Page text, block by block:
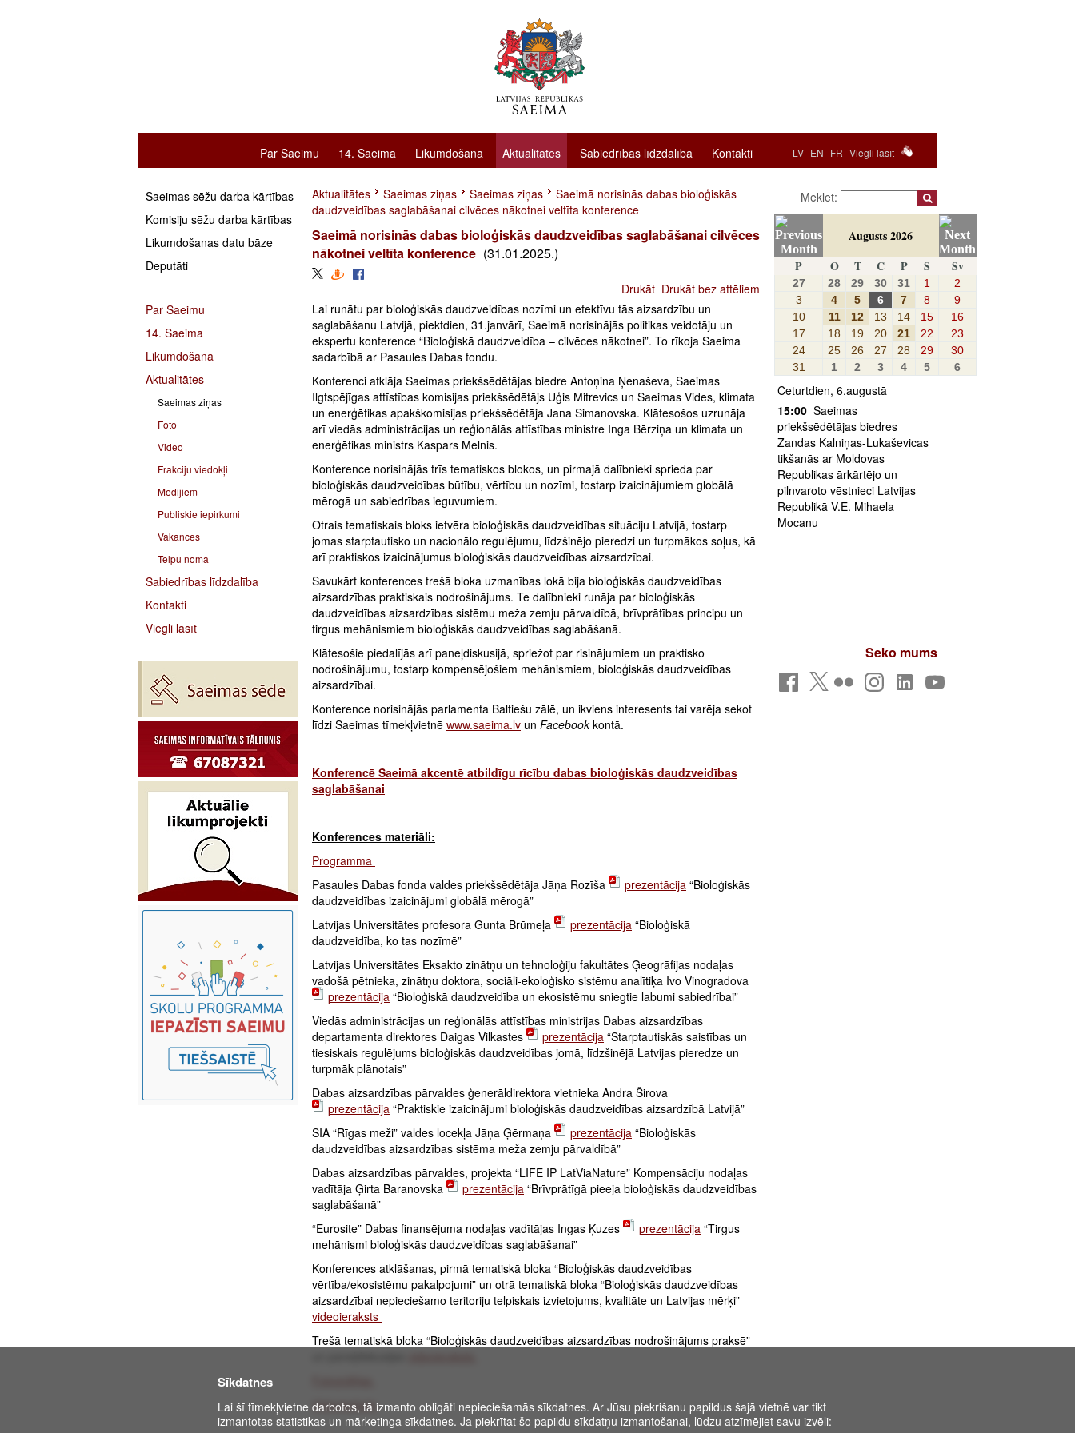
Sīkdatnes
Lai šī tīmekļvietne darbotos, tā izmanto obligāti nepieciešamās sīkdatnes. Ar Jūsu piekrišanu papildus šajā vietnē var tikt
izmantotas statistikas un mārketinga sīkdatnes. Ja piekrītat šo papildu sīkdatņu izmantošanai, lūdzu atzīmējiet savu izvēli:
LV EN FR Viegli lasīt
Par Saeimu 14. Saeima Likumdošana Aktualitātes Sabiedrības līdzdalība Kontakti
Saeimas sēžu darba kārtības
Komisiju sēžu darba kārtības
Likumdošanas datu bāze
Deputāti
Par Saeimu
14. Saeima
Likumdošana
Aktualitātes
Saeimas ziņas
Foto
Video
Frakciju viedokļi
Medijiem
Publiskie iepirkumi
Vakances
Telpu noma
Sabiedrības līdzdalība
Kontakti
Viegli lasīt
Aktualitātes Saeimas ziņas Saeimas ziņas
Saeimā norisinās dabas bioloģiskās
daudzveidības saglabāšanai cilvēces nākotnei veltīta konference
Saeimā norisinās dabas bioloģiskās daudzveidības saglabāšanai cilvēces
nākotnei veltīta konference (31.01.2025.)
Drukāt Drukāt bez attēliem
Lai runātu par bioloģiskās daudzveidības nozīmi un efektīvu tās aizsardzību un
saglabāšanu Latvijā, piektdien, 31.janvārī, Saeimā norisinājās politikas veidotāju un
ekspertu konference “Bioloģiskā daudzveidība – cilvēces nākotnei”. To rīkoja Saeima
sadarbībā ar Pasaules Dabas fondu.
Konferenci atklāja Saeimas priekšsēdētājas biedre Antoņina Ņenaševa, Saeimas
Ilgtspējīgas attīstības komisijas priekšsēdētājs Uģis Mitrevics un Saeimas Vides, klimata
un enerģētikas apakškomisijas priekšsēdētāja Jana Simanovska. Klātesošos uzrunāja
arī viedās administrācijas un reģionālās attīstības ministre Inga Bērziņa un klimata un
enerģētikas ministrs Kaspars Melnis.
Konference norisinājās trīs tematiskos blokos, un pirmajā dalībnieki sprieda par
bioloģiskās daudzveidības būtību, vērtību un nozīmi, tostarp izaicinājumiem globālā
mērogā un sabiedrības ieguvumiem.
Otrais tematiskais bloks ietvēra bioloģiskās daudzveidības situāciju Latvijā, tostarp
jomas starptautisko un nacionālo regulējumu, līdzšinējo pieredzi un turpmākos soļus, kā
arī praktiskos izaicinājumus bioloģiskās daudzveidības aizsardzībai.
Savukārt konferences trešā bloka uzmanības lokā bija bioloģiskās daudzveidības
aizsardzības praktiskais nodrošinājums. Te dalībnieki runāja par bioloģiskās
daudzveidības aizsardzības sistēmu meža zemju pārvaldībā, brīvprātības principu un
tirgus mehānismiem bioloģiskās daudzveidības saglabāšanā.
Klātesošie piedalījās arī paneļdiskusijā, spriežot par risinājumiem un praktisko
nodrošinājumu, tostarp kompensējošiem mehānismiem, bioloģiskās daudzveidības
aizsardzībai.
Konference norisinājās parlamenta Baltiešu zālē, un ikviens interesents tai varēja sekot
līdzi Saeimas tīmekļvietnē www.saeima.lv un Facebookkontā.
Konferencē Saeimā akcentē atbildīgu rīcību dabas bioloģiskās daudzveidības
saglabāšanai
Konferences materiāli:
Programma
Pasaules Dabas fonda valdes priekšsēdētāja Jāņa Rozīša
prezentācija “Bioloģiskās
daudzveidības izaicinājumi globālā mērogā”
Latvijas Universitātes profesora Gunta Brūmeļa
prezentācija “Bioloģiskā
daudzveidība, ko tas nozīmē”
Latvijas Universitātes Eksakto zinātņu un tehnoloģiju fakultātes Ģeogrāfijas nodaļas
vadošā pētnieka, zinātņu doktora, sociāli-ekoloģisko sistēmu analītiķa Ivo Vinogradova
prezentācija “Bioloģiskā daudzveidība un ekosistēmu sniegtie labumi sabiedrībai”
Viedās administrācijas un reģionālās attīstības ministrijas Dabas aizsardzības
departamenta direktores Daigas Vilkastes
prezentācija “Starptautiskās saistības un
tiesiskais regulējums bioloģiskās daudzveidības jomā, līdzšinējā Latvijas pieredze un
turpmāk plānotais”
Dabas aizsardzības pārvaldes ģenerāldirektora vietnieka Andra Širova
prezentācija “Praktiskie izaicinājumi bioloģiskās daudzveidības aizsardzībā Latvijā”
SIA “Rīgas meži” valdes locekļa Jāņa Ģērmaņa
prezentācija “Bioloģiskās
daudzveidības aizsardzības sistēma meža zemju pārvaldībā”
Dabas aizsardzības pārvaldes, projekta “LIFE IP LatViaNature” Kompensāciju nodaļas
vadītāja Ģirta Baranovska
prezentācija “Brīvprātīgā pieeja bioloģiskās daudzveidības
saglabāšanā”
“Eurosite” Dabas finansējuma nodaļas vadītājas Ingas Ķuzes
prezentācija “Tirgus
mehānismi bioloģiskās daudzveidības saglabāšanai”
Konferences atklāšanas, pirmā tematiskā bloka “Bioloģiskās daudzveidības
vērtība/ekosistēmu pakalpojumi” un otrā tematiskā bloka “Bioloģiskās daudzveidības
aizsardzībai nepieciešamo teritoriju telpiskais izvietojums, kvalitāte un Latvijas mērķi”
videoieraksts
Trešā tematiskā bloka “Bioloģiskās daudzveidības aizsardzības nodrošinājums praksē”
Videoieskats
Meklēt:
Augusts 2026
P
O T C P S Sv
27 28 29 30 31 1
2
3
4 5 6 7 8
9
10
11 12 13 14 15
16
17
18 19 20 21 22
23
24
25 26 27 28 29
30
31
1 2 3 4 5 6
Ceturtdien, 6.augustā
15:00 Saeimas
priekšsēdētājas biedres
Zandas Kalniņas-Lukaševicas
tikšanās ar Moldovas
Republikas ārkārtējo un
pilnvaroto vēstnieci Latvijas
Republikā V.E. Mihaela
Mocanu
Seko mums